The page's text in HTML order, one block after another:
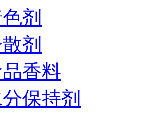
剂
剂
香料
保持剂